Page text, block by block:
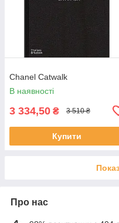
Chanel Catwalk
В наявності
3 334,50 ₴ 3 510 ₴
Купити
Про нас